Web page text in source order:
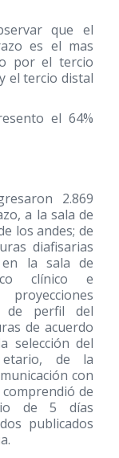
que el
es el mas
por el tercio
el tercio distal
el 64%
2.869
a la sala de
los andes; de
diafisarias
en la sala de
clínico e
proyecciones
de perfil del
de acuerdo
selección del
de la
con
de
de 5 días
publicados